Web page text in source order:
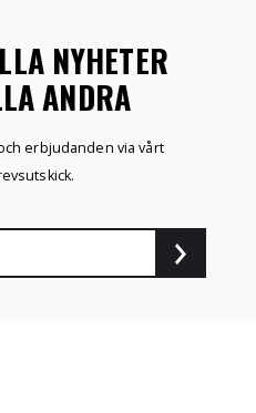
NYHETER
ANDRA
erbjudanden via vårt